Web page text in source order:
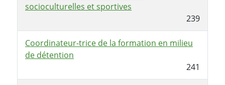
socioculturelles et sportives
239
Coordinateur-trice de la formation en milieu
de détention
241